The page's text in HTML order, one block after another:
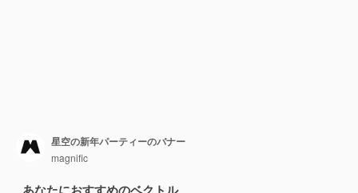
星空の新年パーティーのバナー
magnific